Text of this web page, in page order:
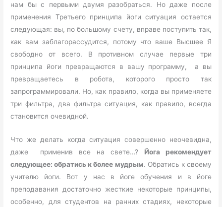
нам бы с первыми двумя разобраться. Но даже после
применения Третьего принципа йоги ситуация остается
следующая: вы, по большому счету, вправе поступить так,
как вам заблагорассудится, потому что ваше Высшее Я
свободно от всего. В противном случае первые три
принципа йоги превращаются в вашу программу, а вы
превращаетесь в робота, которого просто так
запрограммировали. Но, как правило, когда вы применяете
три фильтра, два фильтра ситуация, как правило, всегда
становится очевидной.
Что же делать когда ситуация совершенно неочевидна,
даже применив все на свете…? Йога рекомендует
следующее: обратись к более мудрым. Обратись к своему
учителю йоги. Вот у нас в йоге обучения и в йоге
преподавания достаточно жесткие некоторые принципы,
особенно, для студентов на ранних стадиях, некоторые